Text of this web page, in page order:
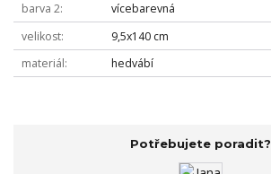
barva 2
vícebarevná
velikost
9,5x140 cm
materiál
hedvábí
Potřebujete poradit?